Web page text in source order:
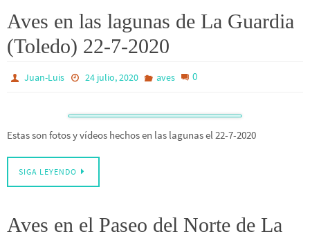
Aves en las lagunas de La Guardia
(Toledo) 22-7-2020
Juan-Luis 24 julio, 2020 aves 0
Estas son fotos y vídeos hechos en las lagunas el 22-7-2020
SIGA LEYENDO
Aves en el Paseo del Norte de La